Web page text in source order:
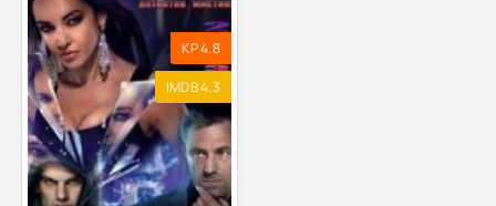
KP 4.8
IMDB 4.3